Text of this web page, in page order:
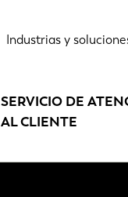
Industrias y
SERVICIO DE
AL CLIENTE